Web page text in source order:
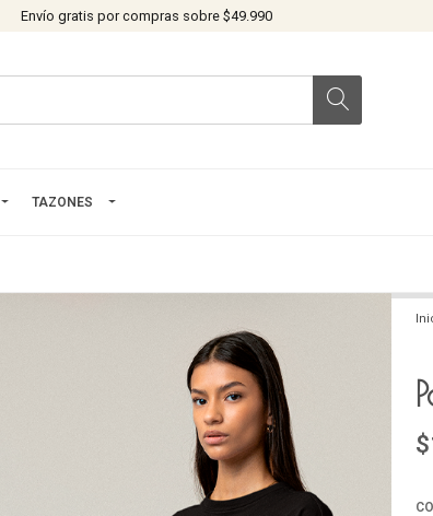
Envío gratis por compras sobre $49.990
TAZONES